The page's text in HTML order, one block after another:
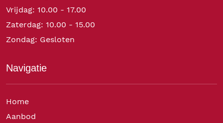
Vrijdag: 10.00 - 17.00
Zaterdag: 10.00 - 15.00
Zondag: Gesloten
Navigatie
Home
Aanbod